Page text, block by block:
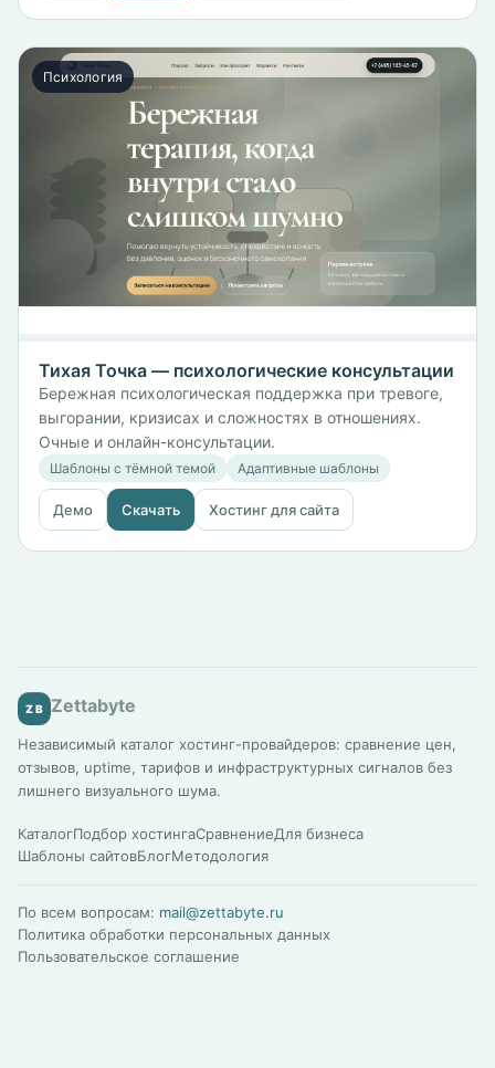
Психология
Тихая Точка — психологические консультации
Бережная психологическая поддержка при тревоге,
выгорании, кризисах и сложностях в отношениях.
Очные и онлайн-консультации.
Шаблоны с тёмной темой Адаптивные шаблоны
Демо Скачать Хостинг для сайта
ZB Zettabyte
Независимый каталог хостинг-провайдеров: сравнение цен,
отзывов, uptime, тарифов и инфраструктурных сигналов без
лишнего визуального шума.
КаталогПодбор хостингаСравнениеДля бизнеса
Шаблоны сайтовБлогМетодология
По всем вопросам: mail@zettabyte.ru
Политика обработки персональных данных
Пользовательское соглашение